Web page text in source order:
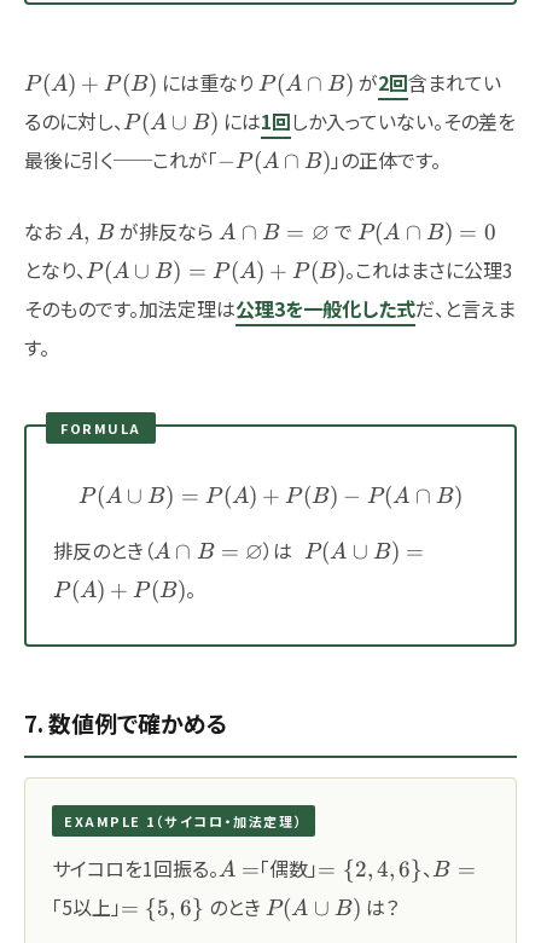
P(A)+P(B)
P(A) + P(B) には重なり P(A\cap
B)
P(A ∩ B) が2回含まれてい
るのに対し、 P(A\cup
B)
P(A ∪ B) には1回しか入っていない。その差を
最後に引く──これが「
P(A\cap
−P(A ∩ B) 」の正体です。
なお A,\,B
A, B が排反なら A\cap
A ∩ B = ∅ で P(A\cap
B)=0
P(A ∩ B) = 0
となり、 P(A\cup
B)=P(A)+P(B)
P(A ∪ B) = P(A) + P(B)。これはまさに公理3
そのものです。加法定理は公理3を一般化した式だ、と言えま
す。
FORMULA
P(A\cup B) = P(A) +
P(A ∪ B) = P(A) + P (B) − P(A ∩ B)
排反のとき（ A\cap
A ∩ B = ∅）は
\;P(A\cup
B)=P(A)+P(B)
P(A ∪ B) =
P(A) + P(B)。
7. 数値例で確かめる
EXAMPLE 1（サイコロ・加法定理）
サイコロを1回振る。 A=
A =「偶数」=\
{2,4,6\}
= {2,4,6}、 B=
B =
「5以上」=\
{5,6\}
= {5, 6} のとき P(A\cup
B)
P(A ∪ B) は？